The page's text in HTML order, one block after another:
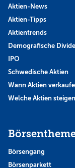
Aktien-News
Aktien-Tipps
Aktientrends
Demografische
IPO
Schwedische Aktien
Wann Aktien
Welche Aktien
Börsengang
Börsenparkett